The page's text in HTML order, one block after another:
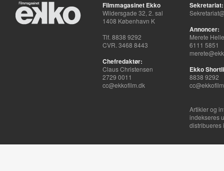
Filmmagasinet Ekko
Wildersgade 32, 2. sal
1408 København K
Tlf. 8838 9292
CVR. 3468 8443
Chefredaktør:
Claus Christensen
2729 0011
cc@ekkofilm.dk
Sekretariat:
Annoncer:
Merete
6111 5851
Ekko
8838 9292
Artikler og
indekseres
distribueres